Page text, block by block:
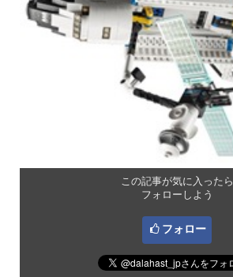
この記事が気に入ったら
フォローしよう
フォロー